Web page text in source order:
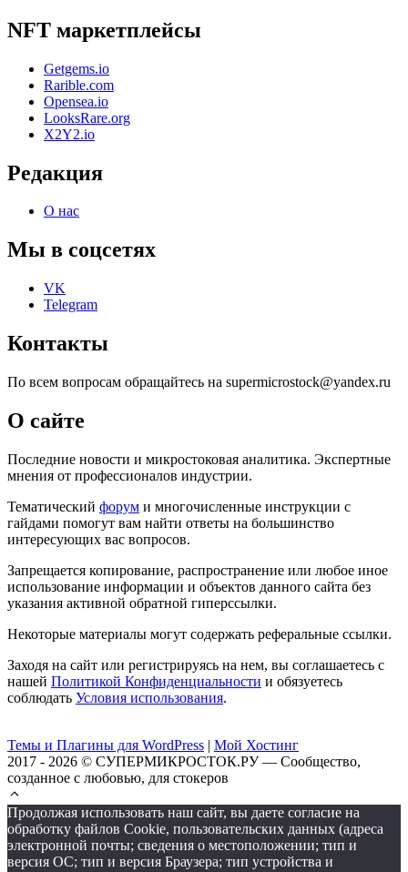
NFT маркетплейсы
Getgems.io
Rarible.com
Opensea.io
LooksRare.org
X2Y2.io
Редакция
О нас
Мы в соцсетях
VK
Telegram
Контакты
По всем вопросам обращайтесь на supermicrostock@yandex.ru
О сайте
Последние новости и микростоковая аналитика. Экспертные
мнения от профессионалов индустрии.
Тематический форум и многочисленные инструкции с
гайдами помогут вам найти ответы на большинство
интересующих вас вопросов.
Запрещается копирование, распространение или любое иное
использование информации и объектов данного сайта без
указания активной обратной гиперссылки.
Некоторые материалы могут содержать реферальные ссылки.
Заходя на сайт или регистрируясь на нем, вы соглашаетесь с
нашей Политикой Конфиденциальности и обязуетесь
соблюдать Условия использования.
Темы и Плагины для WordPress | Мой Хостинг
2017 - 2026 © СУПЕРМИКРОСТОК.РУ — Сообщество,
созданное с любовью, для стокеров
Продолжая использовать наш сайт, вы даете согласие на
обработку файлов Cookie, пользовательских данных (адреса
электронной почты; сведения о местоположении; тип и
версия ОС; тип и версия Браузера; тип устройства и